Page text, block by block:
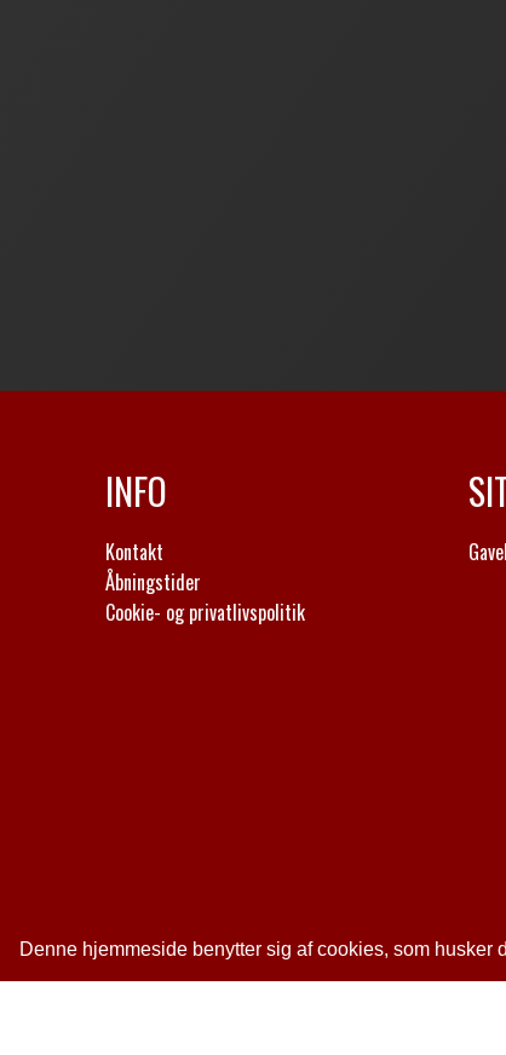
Denne hjemmeside benytter sig af cookies, som
INFO
Kontakt
Åbningstider
Cookie- og privatlivspolitik